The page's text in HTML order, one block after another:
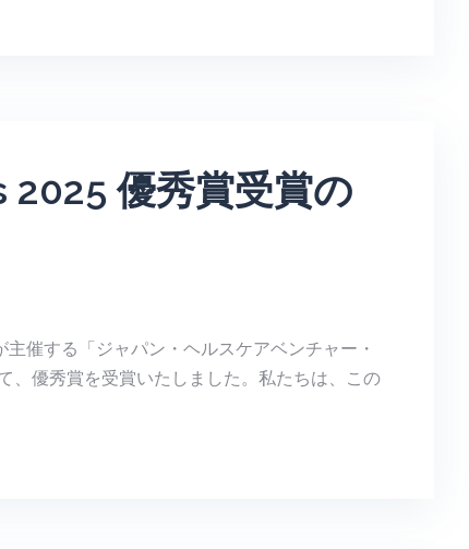
優秀賞受賞の
催する「ジャパン・ヘルスケアベンチャー・
、優秀賞を受賞いたしました。私たちは、この